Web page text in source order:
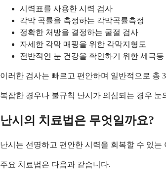
시력표를 사용한 시력 검사
각막 곡률을 측정하는 각막곡률측정
정확한 처방을 결정하는 굴절 검사
자세한 각막 매핑을 위한 각막지형도
전반적인 눈 건강을 확인하기 위한 세극등
이러한 검사는 빠르고 편안하며 일반적으로 총
복잡한 경우나 불규칙 난시가 의심되는 경우
난시의 치료법은 무엇일까요?
난시는 선명하고 편안한 시력을 회복할 수 있
주요 치료법은 다음과 같습니다.